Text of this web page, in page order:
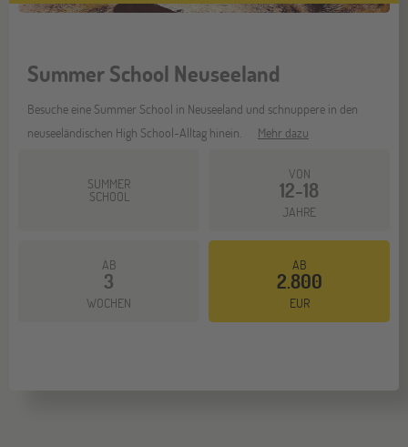
Summer School Neuseeland
Besuche eine Summer School in Neuseeland und schnuppere in den
neuseeländischen High School-Alltag hinein.
Mehr dazu
SUMMER
SCHOOL
VON
12-18
JAHRE
AB
3
WOCHEN
AB
2.800
EUR